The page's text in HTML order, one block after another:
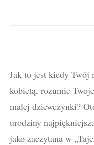
Jak to jest kiedy Twój
kobietą, rozumie
małej dziewczynki?
urodziny
jako zaczytana w